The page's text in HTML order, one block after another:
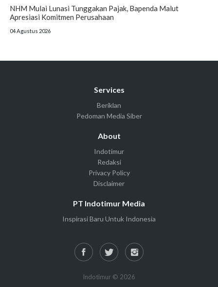
NHM Mulai Lunasi Tunggakan Pajak, Bapenda Malut
Apresiasi Komitmen Perusahaan
04 Agustus 2026
Services
Beriklan
Pedoman Media Siber
About
Indotimur
Redaksi
Privacy Policy
Disclaimer
PT Indotimur Media
Inspirasi Baru Untuk Indonesia
Indotimur © 2026